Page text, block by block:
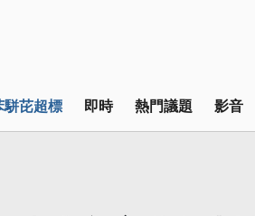
駢芘超標 即時 熱門議題 影音